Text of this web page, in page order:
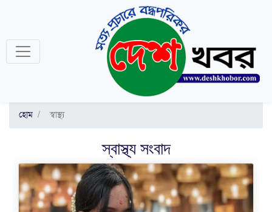
হোম স্বাস্থ্য
স্বাস্থ্যসংবাদ